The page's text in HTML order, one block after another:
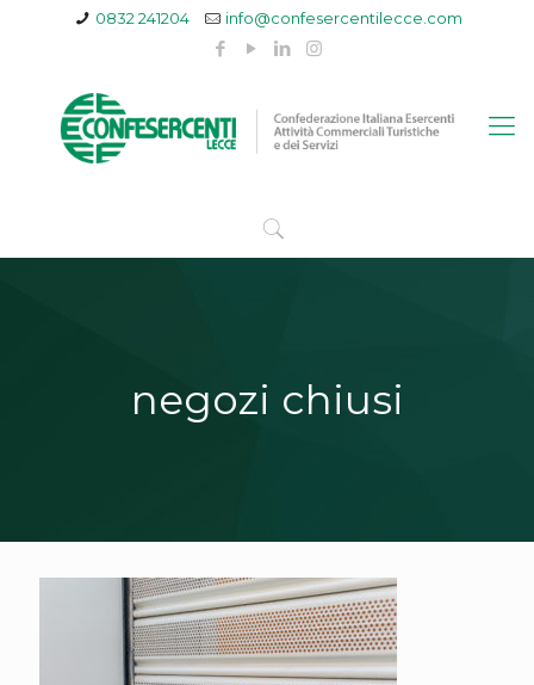
0832 241204 info@confesercentilecce.com
negozi chiusi